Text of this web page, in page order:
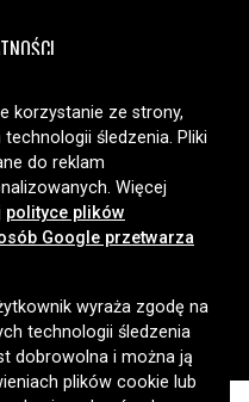
Nordic AB
korzystanie ze strony,
śledzenia. Pliki
do reklam
Więcej
polityce plików
Google przetwarza
wyraża zgodę na
technologii śledzenia
dobrowolna i można ją
plików cookie lub